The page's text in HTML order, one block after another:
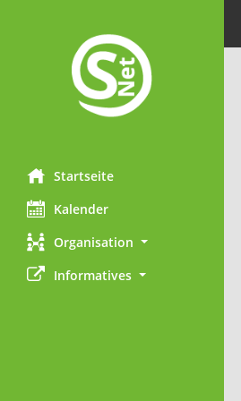
Startseite
Kalender
Organisation
Informatives